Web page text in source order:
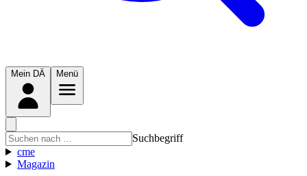
Mein DÄ Menü
Suchbegriff
cme
Magazin